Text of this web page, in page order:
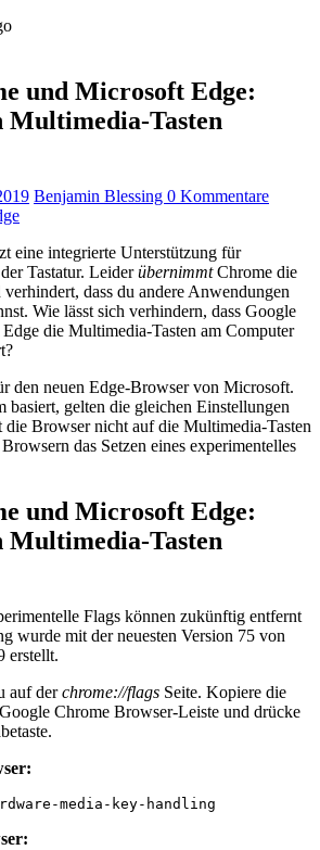
und Microsoft Edge:
Multimedia-Tasten
Benjamin Blessing 0 Kommentare
eine integrierte Unterstützung für
Tastatur. LeiderübernimmtChrome die
dass du andere Anwendungen
Wie lässt sich verhindern, dass Google
die Multimedia-Tasten am Computer
den neuen Edge-Browser von Microsoft.
basiert, gelten die gleichen Einstellungen
Browser nicht auf die Multimedia-Tasten
das Setzen eines experimentelles
und Microsoft Edge:
Multimedia-Tasten
Flags können zukünftig entfernt
wurde mit der neuesten Version 75 von
erstellt.
auf derchrome://flags Seite. Kopiere die
Chrome Browser-Leiste und drücke
media-key-handling